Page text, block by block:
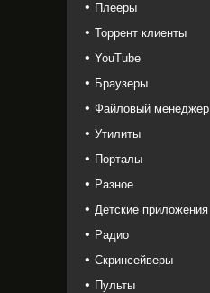
Плееры
Торрент клиенты
YouTube
Браузеры
Файловый менеджер
Утилиты
Порталы
Разное
Детские приложения
Радио
Скринсейверы
Пульты